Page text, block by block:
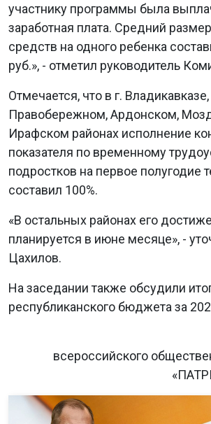
участнику программы была
заработная плата. Средний
средств на одного ребенка
руб.», - отметил руководитель
Отмечается, что в г.
Правобережном, Ардонском,
Ирафском районах исполнение
показателя по временному
подростков на первое полугодие
составил 100%.
«В остальных районах его
планируется в июне месяце», -
Цахилов.
На заседании также обсудили
республиканского бюджета за
всероссийского